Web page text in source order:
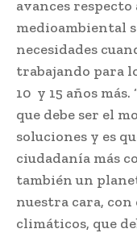
avances
medioambiental
necesidades
trabajando para
10 y 15 años
que debe ser el
soluciones y es
ciudadanía más
también un
nuestra cara,
climáticos, que